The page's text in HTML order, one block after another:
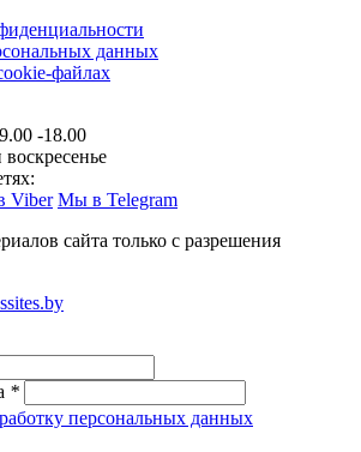
данных
файлах
-18.00
Viber Мы в Telegram
сайта только с разрешения
*
персональных данных